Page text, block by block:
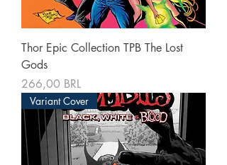
Thor Epic Collection TPB The Lost
Gods
Precio
266,00 BRL
Variant Cover